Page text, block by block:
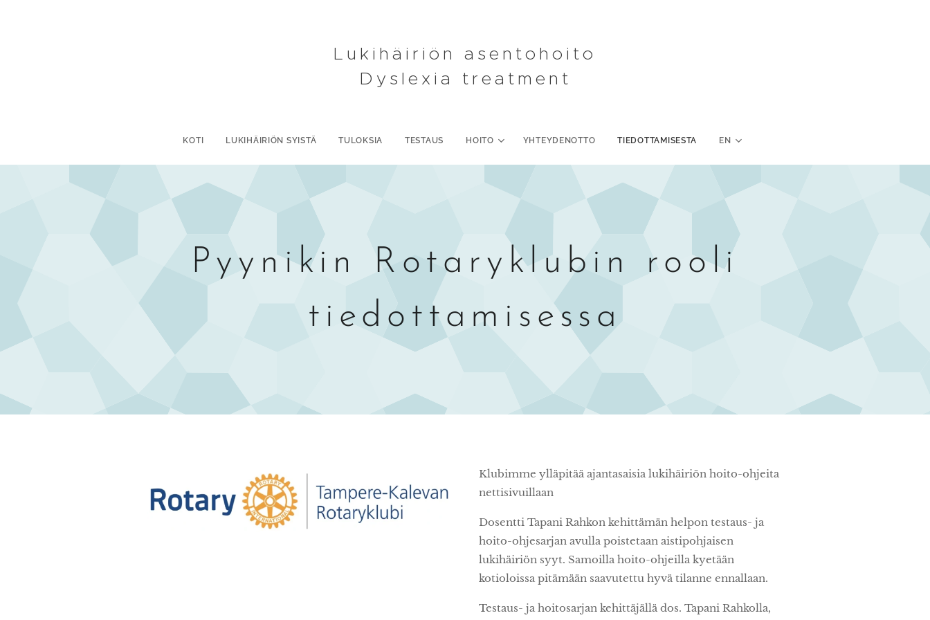
Lukihäiriön asentohoito
Dyslexia treatment
KOTI LUKIHÄIRIÖN SYISTÄ TULOKSIA TESTAUS HOITO YHTEYDENOTTO TIEDOTTAMISESTA EN
Pyynikin Rotaryklubin rooli
tiedottamisessa
Klubimme ylläpitää ajantasaisia lukihäiriön hoito-ohjeita
nettisivuillaan
Dosentti Tapani Rahkon kehittämän helpon testaus- ja
hoito-ohjesarjan avulla poistetaan aistipohjaisen
lukihäiriön syyt. Samoilla hoito-ohjeilla kyetään
kotioloissa pitämään saavutettu hyvä tilanne ennallaan.
Testaus- ja hoitosarjan kehittäjällä dos. Tapani Rahkolla,